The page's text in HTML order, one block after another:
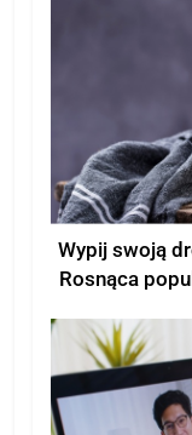
Wypij swoją
Rosnąca